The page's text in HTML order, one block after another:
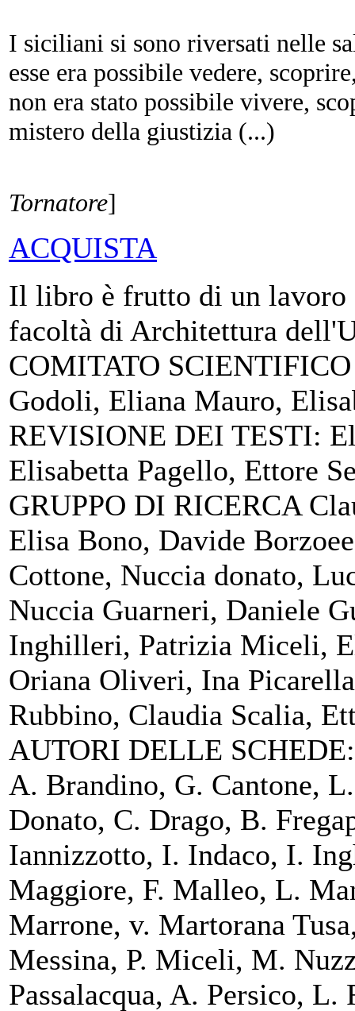
I siciliani si sono riversati nelle
esse era possibile vedere,
non era stato possibile vivere,
mistero della giustizia (...)
Tornatore]
ACQUISTA
Il libro è frutto di un lavoro
facoltà di Architettura
COMITATO
Godoli, Eliana Mauro,
REVISIONE DEI TESTI:
Elisabetta Pagello, Ettore
GRUPPO DI RICERCA
Elisa Bono, Davide
Cottone, Nuccia donato,
Nuccia Guarneri, Daniele
Inghilleri, Patrizia Miceli,
Oriana Oliveri, Ina
Rubbino, Claudia Scalia,
AUTORI DELLE
A. Brandino, G. Cantone,
Donato, C. Drago, B.
Iannizzotto, I. Indaco, I.
Maggiore, F. Malleo, L.
Marrone, v. Martorana
Messina, P. Miceli, M.
Passalacqua, A. Persico,